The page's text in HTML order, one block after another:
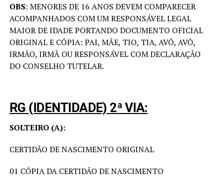
OBS: MENORES DE 16 ANOS DEVEM COMPARECER
ACOMPANHADOS COM UM RESPONSÁVEL LEGAL
MAIOR DE IDADE PORTANDO DOCUMENTO OFICIAL
ORIGINAL E CÓPIA: PAI, MÃE, TIO, TIA, AVÓ, AVÔ,
IRMÃO, IRMÃ OU RESPONSÁVEL COM DECLARAÇÃO
DO CONSELHO TUTELAR.
RG (IDENTIDADE) 2ª VIA:
SOLTEIRO (A):
CERTIDÃO DE NASCIMENTO ORIGINAL
01 CÓPIA DA CERTIDÃO DE NASCIMENTO